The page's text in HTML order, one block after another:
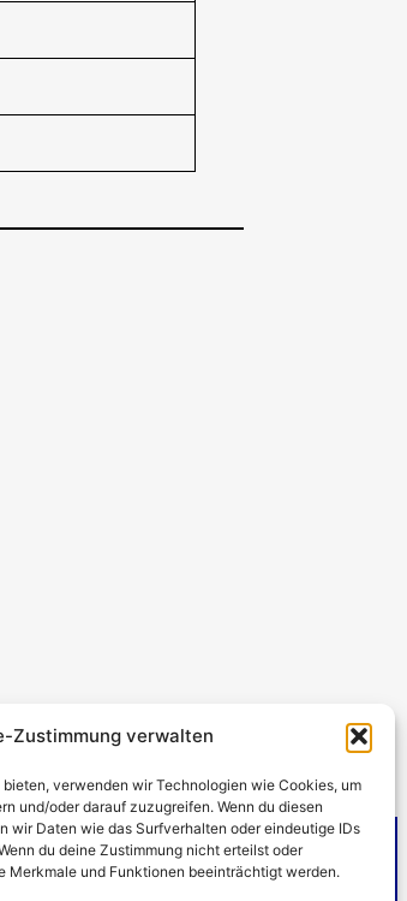
Zustimmung verwalten
verwenden wir Technologien wie Cookies, um
und/oder darauf zuzugreifen. Wenn du diesen
wir Daten wie das Surfverhalten oder eindeutige IDs
du deine Zustimmung nicht erteilst oder
Merkmale und Funktionen beeinträchtigt werden.